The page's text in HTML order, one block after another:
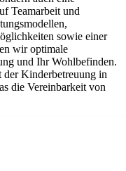
Teamarbeit und
sowie einer
wir optimale
und Ihr Wohlbefinden.
Kinderbetreuung in
die Vereinbarkeit von